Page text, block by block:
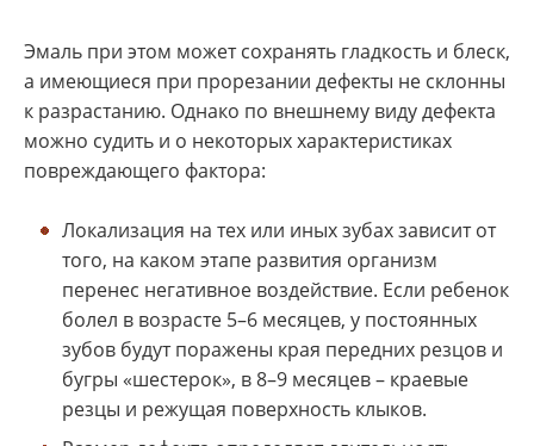
Эмаль при этом может сохранять гладкость и блеск,
а имеющиеся при прорезании дефекты не склонны
к разрастанию. Однако по внешнему виду дефекта
можно судить и о некоторых характеристиках
повреждающего фактора:
Локализация на тех или иных зубах зависит от
того, на каком этапе развития организм
перенес негативное воздействие. Если ребенок
болел в возрасте 5–6 месяцев, у постоянных
зубов будут поражены края передних резцов и
бугры «шестерок», в 8–9 месяцев – краевые
резцы и режущая поверхность клыков.